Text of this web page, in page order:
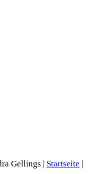
Gellings | Startseite |